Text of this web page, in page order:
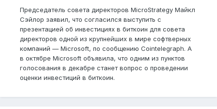
Председатель совета директоров MicroStrategy Майкл
Сэйлор заявил, что согласился выступить с
презентацией об инвестициях в биткоин для совета
директоров одной из крупнейших в мире софтверных
компаний — Microsoft, по сообщению Cointelegraph. А
в октябре Microsoft объявила, что одним из пунктов
голосования в декабре станет вопрос о проведении
оценки инвестиций в биткоин.